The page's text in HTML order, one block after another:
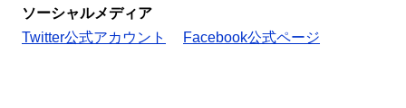
ソーシャルメディア
Twitter公式アカウント
Facebook公式ページ